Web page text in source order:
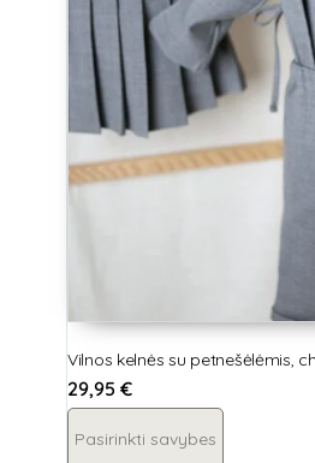
Vilnos kelnės su petnešėlėmis,
29,95 €
Pasirinkti savybes